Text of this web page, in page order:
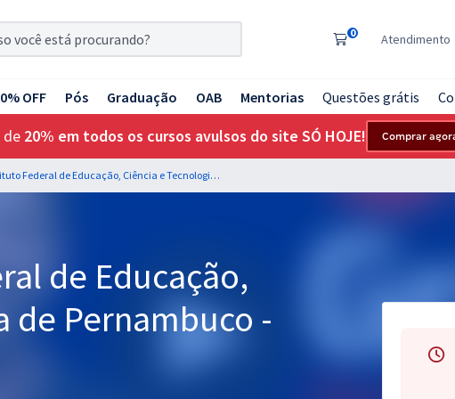
0 Atendimento
OFF Pós Graduação OAB Mentorias Questões grátis
de 20% em todos os cursos avulsos do site SÓ HOJE! Comprar
IFPE - Instituto Federal de Educação, Ciência e Tecnologia de Pernambuco - Assistente Social
de Educação,
de Pernambuco -